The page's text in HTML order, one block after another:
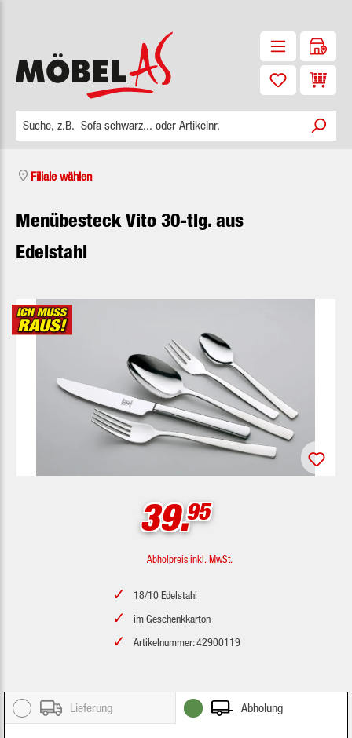
Filiale wählen
Menübesteck Vito 30-tlg. aus
Edelstahl
Bildergalerie überspringen
39.95
Abholpreis inkl. MwSt.
18/10 Edelstahl
im Geschenkkarton
Artikelnummer: 42900119
Lieferung Abholung